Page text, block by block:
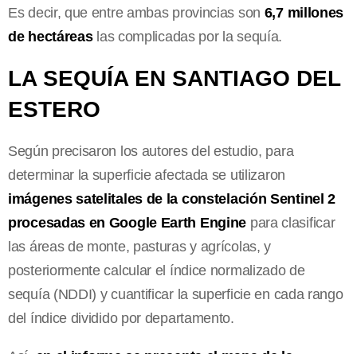
Es decir, que entre ambas provincias son 6,7 millones
de hectáreaslas complicadas por la sequía.
LA SEQUÍA EN SANTIAGO DEL
ESTERO
Según precisaron los autores del estudio, para
determinar la superficie afectada se utilizaron
imágenes satelitales de la constelación Sentinel 2
procesadas en Google Earth Engine para clasificar
las áreas de monte, pasturas y agrícolas, y
posteriormente calcular el índice normalizado de
sequía (NDDI) y cuantificar la superficie en cada rango
del índice dividido por departamento.